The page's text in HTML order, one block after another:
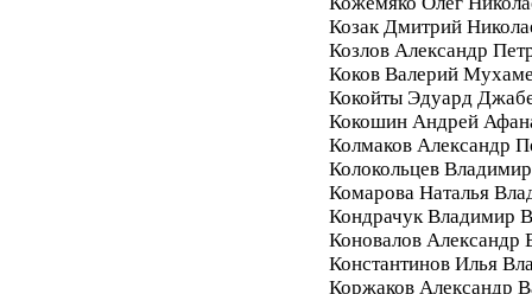
Козак Дмитрий
Козлов Александр
Коков Валерий
Кокойты Эдуард
Кокошин Андрей
Колмаков Александр
Колокольцев
Комарова Наталья
Кондрачук Владимир
Коновалов Александр
Константинов Илья
Коржаков Александр